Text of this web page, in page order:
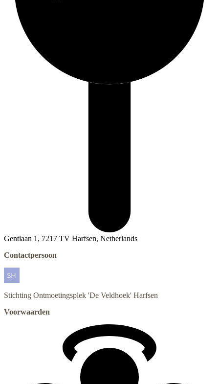
Gentiaan 1, 7217 TV Harfsen, Netherlands
Contactpersoon
Stichting Ontmoetingsplek 'De Veldhoek' Harfsen
Voorwaarden